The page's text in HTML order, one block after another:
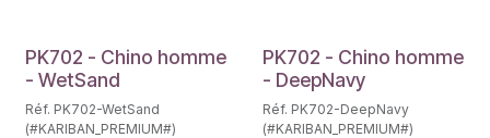
PK702 - Chino homme
- WetSand
Réf. PK702-WetSand
(#KARIBAN_PREMIUM#)
PK702 - Chino homme
- DeepNavy
Réf. PK702-DeepNavy
(#KARIBAN_PREMIUM#)